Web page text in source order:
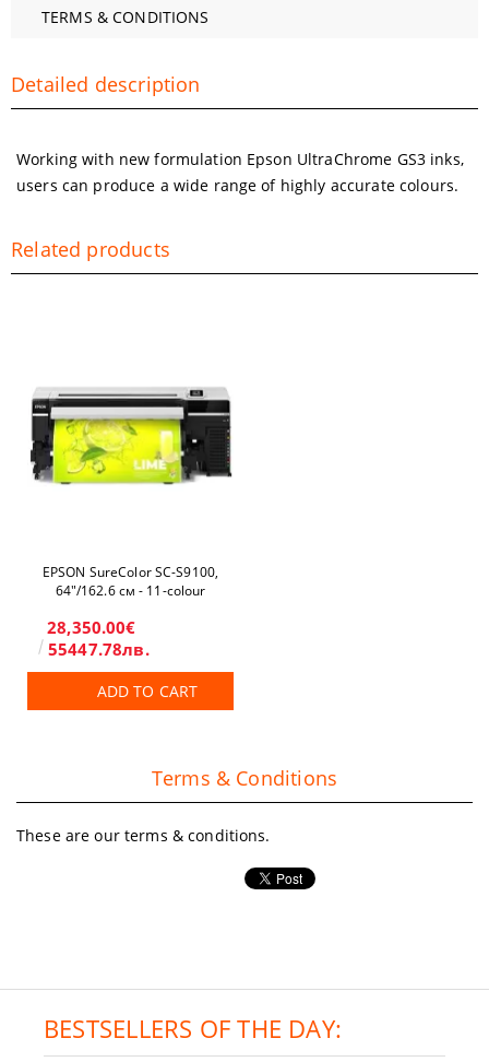
TERMS & CONDITIONS
Detailed description
Working with new formulation Epson UltraChrome GS3 inks,
users can produce a wide range of highly accurate colours.
Related products
EPSON SureColor SC-S9100,
64"/162.6 см - 11-colour
28,350.00€
55447.78лв.
ADD TO CART
Terms & Conditions
These are our terms & conditions.
BESTSELLERS OF THE DAY: